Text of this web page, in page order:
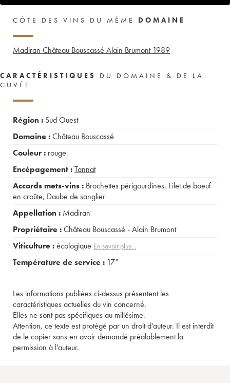
CÔTE DES VINS DU MÊME DOMAINE
Madiran Château Bouscassé Alain Brumont 1989
CARACTÉRISTIQUES
DU DOMAINE & DE LA
CUVÉE
Région : Sud Ouest
Domaine :Château Bouscassé
Couleur : rouge
Encépagement :Tannat
Accords mets-vins : Brochettes périgourdines, Filet de boeuf
en croûte, Daube de sanglier
Appellation : Madiran
Propriétaire :Château Bouscassé - Alain Brumont
Viticulture :écologique En savoir plus...
Température de service : 17°
Les informations publiées ci-dessus présentent les
caractéristiques actuelles du vin concerné.
Elles ne sont pas spécifiques au millésime.
Attention, ce texte est protégé par un droit d'auteur. Il est interdit
de le copier sans en avoir demandé préalablement la
permission à l'auteur.